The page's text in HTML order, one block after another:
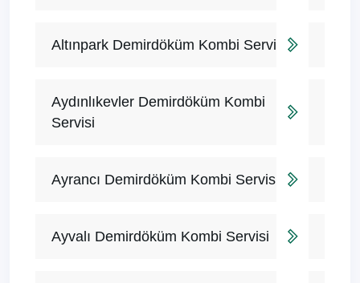
Altınpark Demirdöküm Kombi Servisi
Aydınlıkevler Demirdöküm Kombi
Servisi
Ayrancı Demirdöküm Kombi Servisi
Ayvalı Demirdöküm Kombi Servisi